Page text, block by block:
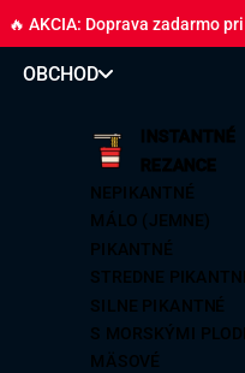
🔥 AKCIA: Doprava zadarmo
OBCHOD
INSTANTNÉ
REZANCE
NEPIKANTNÉ
MÁLO (JEMNE)
PIKANTNÉ
STREDNE
SILNE PIKANTNÉ
S MORSKÝMI
MÄSOVÉ